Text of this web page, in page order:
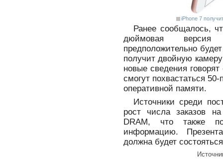
iPhone 7
Ранее сообщалось,
дюймовая версия
предположительно
получит двойную
новые сведения
смогут похвастаться
оперативной памяти.
Источники среди
рост числа заказов
DRAM, что также
информацию.
должна будет